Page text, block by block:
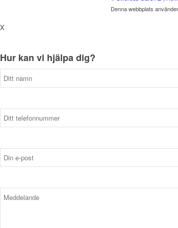
Denna webbplats
X
Hur kan vi hjälpa dig?